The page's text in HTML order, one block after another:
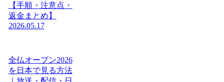
【手順・注意点・
返金まとめ】
2026.05.17
全仏オープン2026
を日本で見る方法